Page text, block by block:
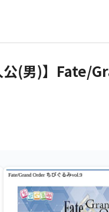
公(男)】Fate/